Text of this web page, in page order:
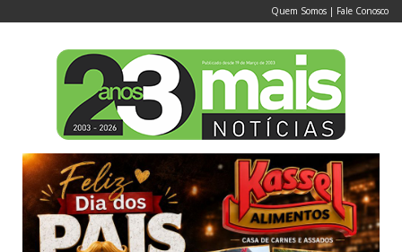
Quem Somos | Fale Conosco